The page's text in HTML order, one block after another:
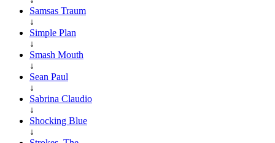
Samsas Traum
↓
Simple Plan
↓
Smash Mouth
↓
Sean Paul
↓
Sabrina Claudio
↓
Shocking Blue
↓